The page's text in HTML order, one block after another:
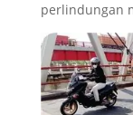
perlindungan